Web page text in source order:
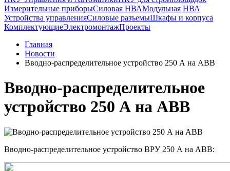
Измерительные приборыСиловая НВАМодульная НВА
Устройства управленияСиловые разъемыШкафы и корпуса
КомплектующиеЭлектромонтажПроекты
Главная
Новости
Вводно-распределительное устройство 250 А на АВВ
Вводно-распределительное
устройство 250 А на АВВ
Вводно-распределительное устройство ВРУ 250 А на АВВ: